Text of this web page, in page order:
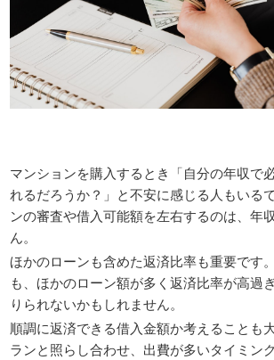
マンションを購入するとき「自分の年収で
れるだろうか？」と不安に感じる人もいる
ンの審査や借入可能額を左右するのは、年
ん。
ほかのローンも含めた返済比率も重要です
も、ほかのローン額が多く返済比率が高過
りられないかもしれません。
順調に返済できる借入金額か考えることも
ランと照らし合わせ、出費が多いタイミン